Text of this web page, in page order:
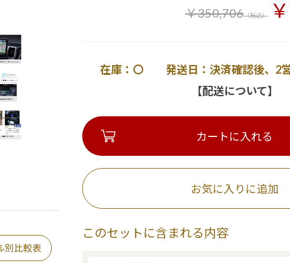
別比較表
￥350,706（税込）
在庫：〇 発送日：決済確認後、2
【配送について】
カートに入れる
このセットに含まれる内容
お気に入りに追加